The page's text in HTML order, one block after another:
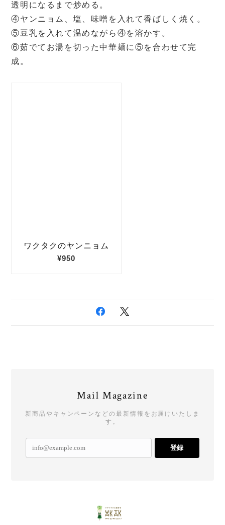
透明になるまで炒める。
④ヤンニョム、塩、味噌を入れて香ばしく焼く。
⑤豆乳を入れて温めながら④を溶かす。
⑥茹でてお湯を切った中華麺に⑤を合わせて完
成。
Mail Magazine
新商品やキャンペーンなどの最新情報をお届けいたしま
す。
登録